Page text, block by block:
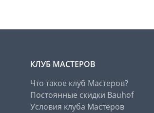
КЛУБ МАСТЕРОВ
Что такое клуб Мастеров?
Постоянные скидки Bauhof
Условия клуба Мастеров